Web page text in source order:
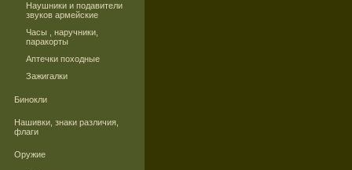
Наушники и подавители
звуков армейские
Часы , наручники,
паракорты
Аптечки походные
Зажигалки
Бинокли
Нашивки, знаки различия,
флаги
Оружие